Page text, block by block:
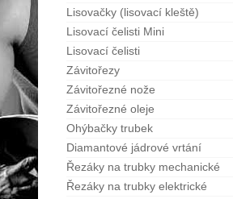
Lisovačky (lisovací kleště)
Lisovací čelisti Mini
Lisovací čelisti
Závitořezy
Závitořezné nože
Závitořezné oleje
Ohýbačky trubek
Diamantové jádrové vrtání
Řezáky na trubky mechanické
Řezáky na trubky elektrické